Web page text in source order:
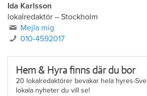
Ida Karlsson
lokalredaktör – Stockholm
Mejla mig
010-4592017
Hem & Hyra finns där du bor
20 lokalredaktörer bevakar hela hyres-
lokala nyheter du vill se!